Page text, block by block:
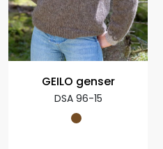
GEILO genser
DSA 96-15